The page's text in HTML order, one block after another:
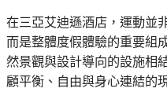
在三亞艾迪遜酒店，運動並
而是整體度假體驗的重要組
然景觀與設計導向的設施相
顧平衡、自由與身心連結的